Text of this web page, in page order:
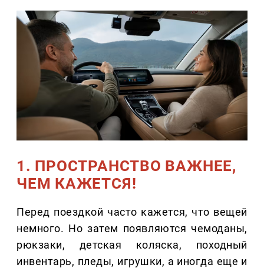
1. ПРОСТРАНСТВО ВАЖНЕЕ,
ЧЕМ КАЖЕТСЯ!
Перед поездкой часто кажется, что вещей
немного. Но затем появляются чемоданы,
рюкзаки, детская коляска, походный
инвентарь, пледы, игрушки, а иногда еще и